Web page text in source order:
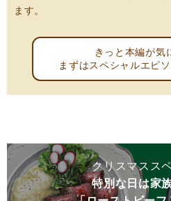
ます。
きっと本編が気
まずはスペシャルエピ
クリスマスス
特別な日は家